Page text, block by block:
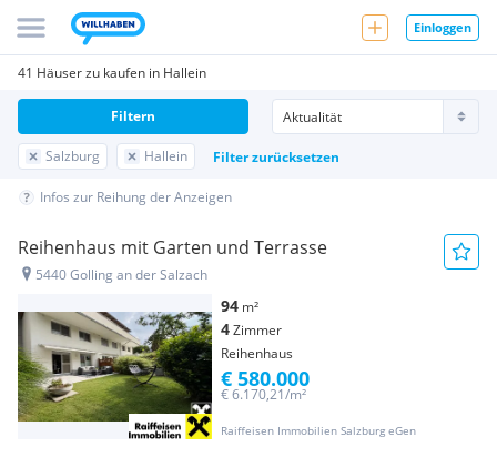
Einloggen
41 Häuser zu kaufen in Hallein
Salzburg Hallein Filter zurücksetzen
Filtern
Infos zur Reihung der Anzeigen
Reihenhaus mit Garten und Terrasse
5440 Golling an der Salzach
94 m²
4Zimmer
Reihenhaus
Raiffeisen Immobilien Salzburg eGen
€ 6.170,21/m²
€ 580.000